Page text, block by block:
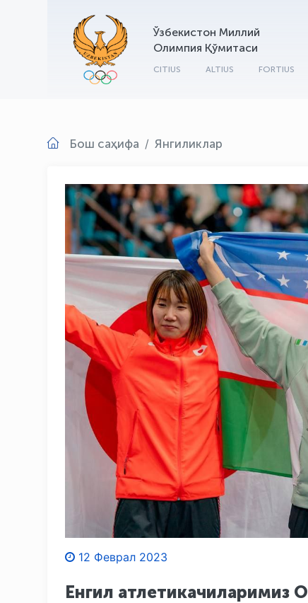
Ўзбекистон Миллий
Олимпия Қўмитаси
CITIUS ALTIUS FORTIUS
Бош саҳифа Янгиликлар
12 Феврал 2023
Енгил атлетикачиларимиз